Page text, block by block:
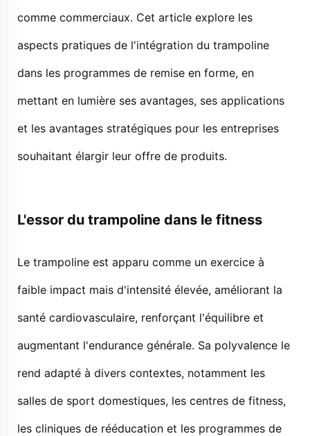
comme commerciaux. Cet article explore les
aspects pratiques de l'intégration du trampoline
dans les programmes de remise en forme, en
mettant en lumière ses avantages, ses applications
et les avantages stratégiques pour les entreprises
souhaitant élargir leur offre de produits.
L'essor du trampoline dans le fitness
Le trampoline est apparu comme un exercice à
faible impact mais d'intensité élevée, améliorant la
santé cardiovasculaire, renforçant l'équilibre et
augmentant l'endurance générale. Sa polyvalence le
rend adapté à divers contextes, notamment les
salles de sport domestiques, les centres de fitness,
les cliniques de rééducation et les programmes de